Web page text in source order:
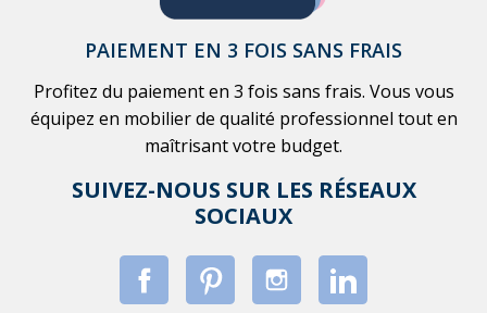
PAIEMENT EN 3 FOIS SANS FRAIS
Profitez du paiement en 3 fois sans frais. Vous vous
équipez en mobilier de qualité professionnel tout en
maîtrisant votre budget.
SUIVEZ-NOUS SUR LES RÉSEAUX
SOCIAUX